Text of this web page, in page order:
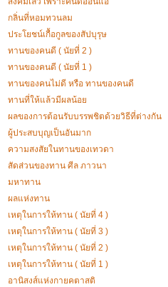
กลิ่นที่หอมทวนลม
ประโยชน์เกื้อกูลของสัปบุรุษ
ทานของคนดี ( นัยที่ 2 )
ทานของคนดี ( นัยที่ 1 )
ทานของคนไม่ดี หรือ ทานของคนดี
ทานที่ให้แล้วมีผลน้อย
ผลของการต้อนรับบรรพชิตด้วยวิธีที่ต่างกัน
ผู้ประสบบุญเป็นอันมาก
ความสงสัยในทานของเทวดา
สัดส่วนของทาน ศีล ภาวนา
มหาทาน
ผลแห่งทาน
เหตุในการให้ทาน ( นัยที่ 4 )
เหตุในการให้ทาน ( นัยที่ 3 )
เหตุในการให้ทาน ( นัยที่ 2 )
เหตุในการให้ทาน ( นัยที่ 1 )
อานิสงส์แห่งกายคตาสติ